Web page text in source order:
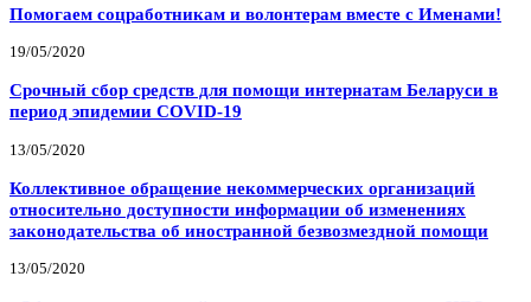
Помогаем соцработникам и волонтерам вместе с Именами!
19/05/2020
Срочный сбор средств для помощи интернатам Беларуси в
период эпидемии COVID-19
13/05/2020
Коллективное обращение некоммерческих организаций
относительно доступности информации об изменениях
законодательства об иностранной безвозмездной помощи
13/05/2020